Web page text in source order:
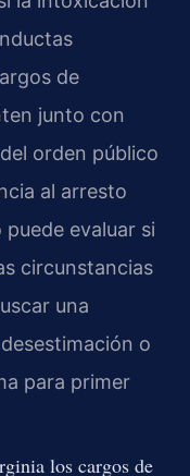
de
junto con
orden público
al arresto
evaluar si
circunstancias
una
o
para primer
los cargos de